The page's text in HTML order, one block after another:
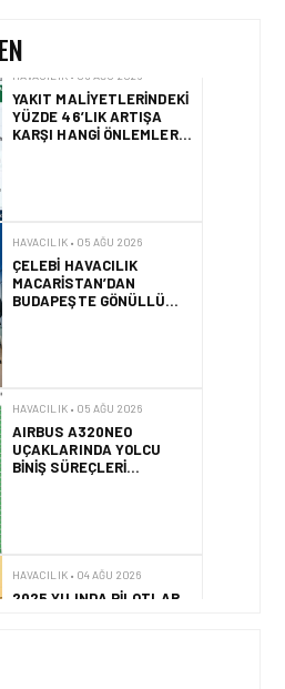
HAVACILIK • 05 AĞU 2026
YAKIT MALIYETLERINDEKI
YÜZDE 46’LIK ARTIŞA
KARŞI HANGI ÖNLEMLER
HAVACILIK • 05 AĞU 2026
ÇELEBI HAVACILIK
MACARISTAN’DAN
BUDAPEŞTE GÖNÜLLÜ
HAVACILIK • 05 AĞU 2026
AIRBUS A320NEO
UÇAKLARINDA YOLCU
BINIŞ SÜREÇLERI
HAVACILIK • 04 AĞU 2026
2025 YILINDA PILOTLAR